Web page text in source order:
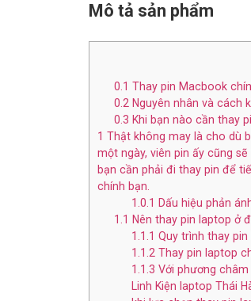
Mô tả sản phẩm
0.1 Thay pin Macbook
0.2 Nguyên nhân và cách
0.3 Khi bạn nào cần thay
1 Thật không may là cho dù
một ngày, viên pin ấy cũng
bạn cần phải đi thay pin để
chính bạn.
1.0.1 Dấu hiệu phản
1.1 Nên thay pin laptop ở
1.1.1 Quy trình thay
1.1.2 Thay pin laptop
1.1.3 Với phương
Linh Kiện laptop Thái